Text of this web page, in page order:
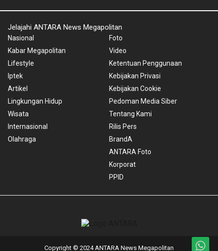
Jelajahi ANTARA News Megapolitan
Nasional
Kabar Megapolitan
Lifestyle
Iptek
Artikel
Lingkungan Hidup
Wisata
Internasional
Olahraga
Foto
Video
Ketentuan Penggunaan
Kebijakan Privasi
Kebijakan Cookie
Pedoman Media Siber
Tentang Kami
Rilis Pers
BrandA
ANTARA Foto
Korporat
PPID
Copyright © 2024 ANTARA News Megapolitan